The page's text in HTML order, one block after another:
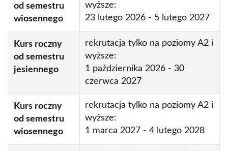
od semestru
wiosennego
wyższe:
23 lutego 2026 - 5 lutego 2027
Kurs roczny
od semestru
jesiennego
rekrutacja tylko na poziomy A2 i
wyższe:
1 października 2026 - 30
czerwca 2027
Kurs roczny
od semestru
wiosennego
rekrutacja tylko na poziomy A2 i
wyższe:
1 marca 2027 - 4 lutego 2028